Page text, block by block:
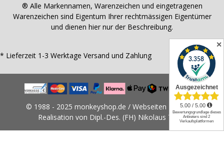
✕
® Alle Markennamen, Warenzeichen und eingetragenen
Warenzeichen sind Eigentum Ihrer rechtmässigen Eigentümer
und dienen hier nur der Beschreibung.
* Lieferzeit 1-3 Werktage Versand und Zahlung
© 1988 - 2025 monkeyshop.de / Webseiten Design &
Realisation von Dipl.-Des. (FH) Nikolaus Tams